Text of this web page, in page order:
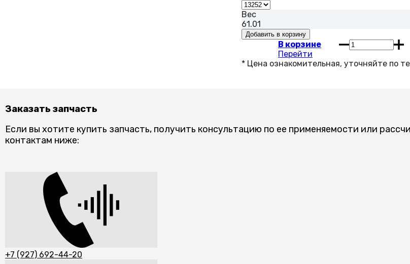
Вес
61.01
В корзине
Перейти
Заказать запчасть
Если вы хотите купить запчасть, получить консультацию по ее применяемости или
контактам ниже:
+7 (927) 692-44-20